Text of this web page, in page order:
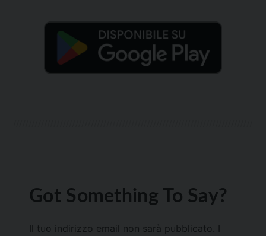
Got Something To Say?
Il tuo indirizzo email non sarà pubblicato.